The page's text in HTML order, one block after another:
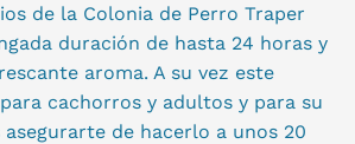
de la Colonia de Perro Traper
duración de hasta 24 horas y
aroma. A su vez este
cachorros y adultos y para su
asegurarte de hacerlo a unos 20